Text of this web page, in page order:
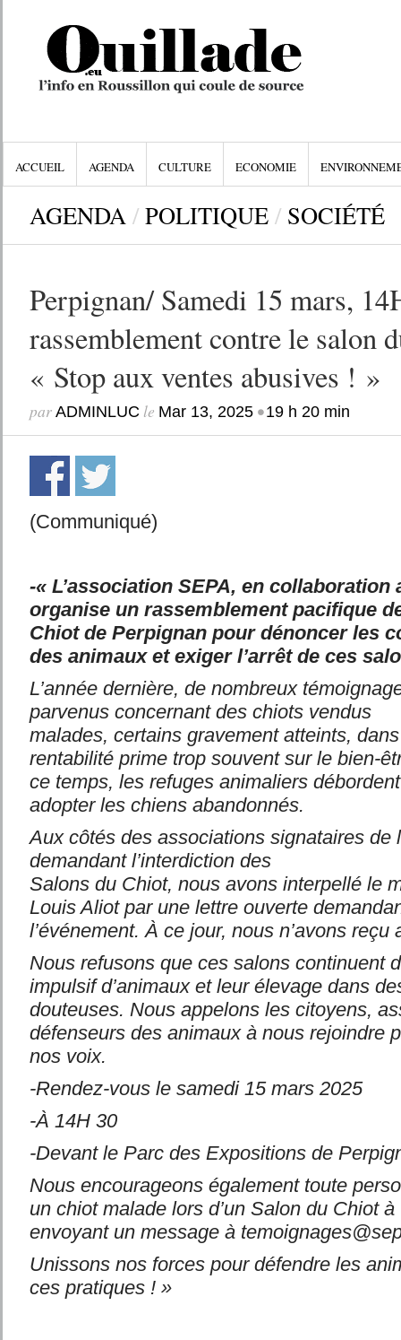
ACCUEIL AGENDA CULTURE ECONOMIE
AGENDA / POLITIQUE / SOCIÉTÉ
Perpignan/ Samedi 15 mars,
rassemblement contre le salon
« Stop aux ventes abusives ! »
par ADMINLUC le Mar 13, 2025•19 h 20 min
(Communiqué)
-« L’association SEPA, en collaboration
organise un rassemblement pacifique
Chiot de Perpignan pour dénoncer les
des animaux et exiger l’arrêt de ces
L’année dernière, de nombreux
parvenus concernant des chiots vendus
malades, certains gravement atteints,
rentabilité prime trop souvent sur le bien-
ce temps, les refuges animaliers
adopter les chiens abandonnés.
Aux côtés des associations signataires de
demandant l’interdiction des
Salons du Chiot, nous avons interpellé le
Louis Aliot par une lettre ouverte
l’événement. À ce jour, nous n’avons reçu
Nous refusons que ces salons continuent
impulsif d’animaux et leur élevage dans
douteuses. Nous appelons les citoyens,
défenseurs des animaux à nous rejoindre
nos voix.
-Rendez-vous le samedi 15 mars 2025
-À 14H 30
-Devant le Parc des Expositions de
Nous encourageons également toute
un chiot malade lors d’un Salon du Chiot à
envoyant un message à
Unissons nos forces pour défendre les
ces pratiques ! »